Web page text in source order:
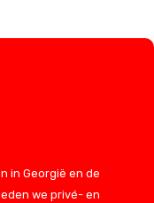
in Georgië en de
we privé- en